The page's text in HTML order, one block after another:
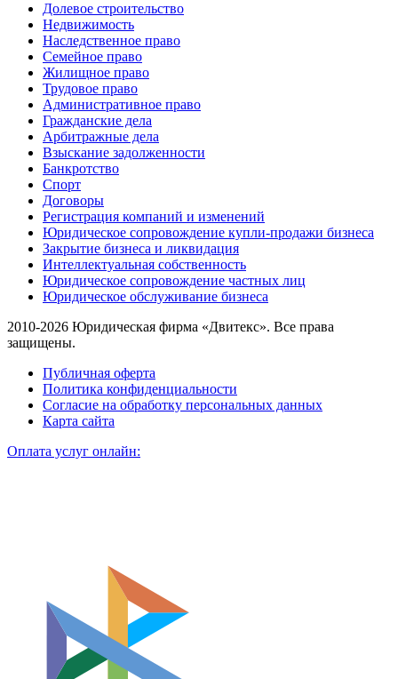
Долевое строительство
Недвижимость
Наследственное право
Семейное право
Жилищное право
Трудовое право
Административное право
Гражданские дела
Арбитражные дела
Взыскание задолженности
Банкротство
Спорт
Договоры
Регистрация компаний и изменений
Юридическое сопровождение купли-продажи бизнеса
Закрытие бизнеса и ликвидация
Интеллектуальная собственность
Юридическое сопровождение частных лиц
Юридическое обслуживание бизнеса
2010-2026 Юридическая фирма «Двитекс». Все права
защищены.
Публичная оферта
Политика конфиденциальности
Согласие на обработку персональных данных
Карта сайта
Оплата услуг онлайн: